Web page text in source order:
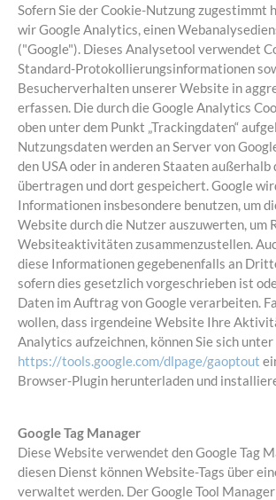
Sofern Sie der Cookie-Nutzung zugestimmt
wir Google Analytics, einen
("Google"). Dieses Analysetool verwendet
Standard-Protokollierungsinformationen
Besucherverhalten unserer Website in
erfassen. Die durch die Google Analytics
oben unter dem Punkt „Trackingdaten“
Nutzungsdaten werden an Server von
den USA oder in anderen Staaten außerhalb
übertragen und dort gespeichert. Google
Informationen insbesondere benutzen, um
Website durch die Nutzer auszuwerten, um
Websiteaktivitäten zusammenzustellen.
diese Informationen gegebenenfalls an
sofern dies gesetzlich vorgeschrieben ist
Daten im Auftrag von Google verarbeiten.
wollen, dass irgendeine Website Ihre
Analytics aufzeichnen, können Sie sich unter
https://tools.google.com/dlpage/gaoptout
Browser-Plugin herunterladen und
Google Tag Manager
Diese Website verwendet den Google Tag
diesen Dienst können Website-Tags über
verwaltet werden. Der Google Tool